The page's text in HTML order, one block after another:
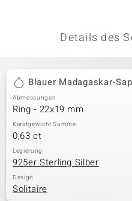
Details des
Blauer Madagaskar-
Abmessungen
Ring - 22x19 mm
Karatgewicht Summe
0,63 ct
Legierung
925er Sterling Silber
Design
Solitaire